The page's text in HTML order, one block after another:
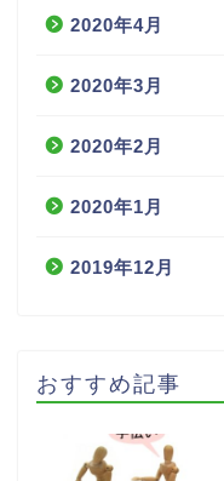
2020年4月
2020年3月
2020年2月
2020年1月
2019年12月
おすすめ記事